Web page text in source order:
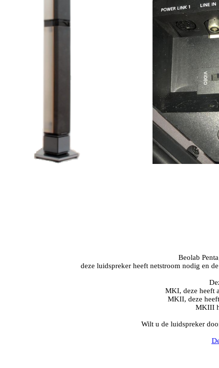
Beolab
deze luidspreker heeft netstroom nodig en
MKI, deze heeft
MKII, deze
MKIII
Wilt u de luidspreker